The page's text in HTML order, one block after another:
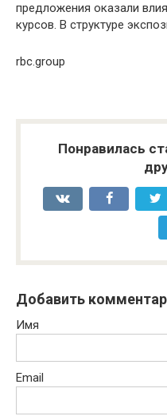
предложения оказали
курсов. В структуре
rbc.group
Понравилась
Добавить
Имя
Email